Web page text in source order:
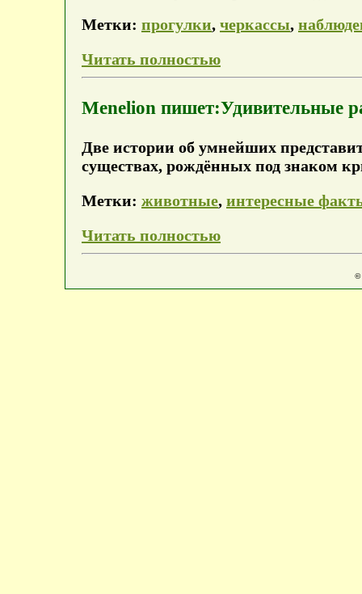
Метки: прогулки, черкассы,
Читать полностью
Menelion пишет:Удивительные
Две истории об умнейших
существах, рождённых под знаком
Метки: животные, интересные
Читать полностью
©